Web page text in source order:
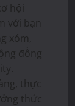
hội
với bạn
xóm,
đồng
thực
thức